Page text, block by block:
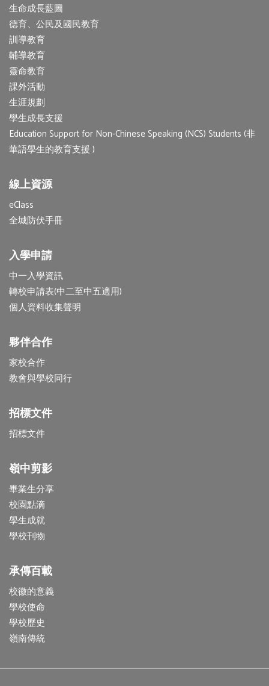
生命成長藍圖
德育、公民及國民教育
訓導教育
輔導教育
靈命教育
課外活動
生涯規劃
學生成長支援
Education Support for Non-Chinese Speaking (NCS) Students (非
華語學生的教育支援 )
線上資源
eClass
全城防伏手冊
入學申請
中一入學資訊
轉校申請表(中二至中五適用)
個人資料收集聲明
夥伴合作
家校合作
教會與學校同行
招標文件
招標文件
嶺中剪影
畢業生分享
校園點滴
學生成就
學校刊物
承傳百載
校徽的意義
學校使命
學校歷史
嶺南傳統